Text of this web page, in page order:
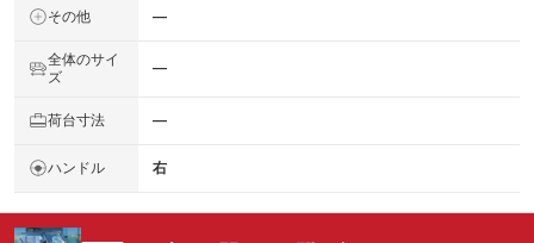
その他 ―
全体のサイ
ズ
―
荷台寸法 ―
ハンドル 右